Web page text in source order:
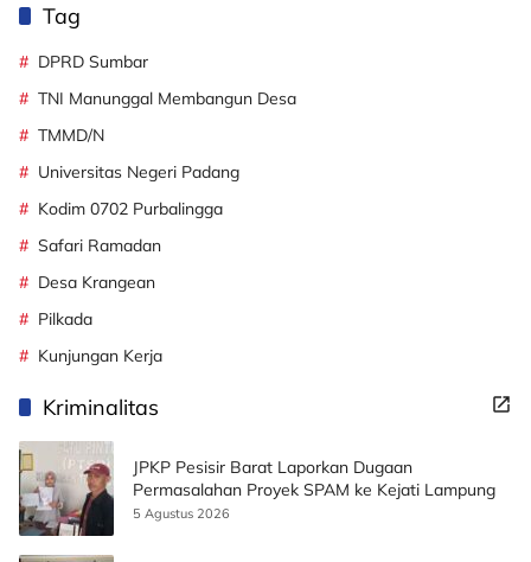
Tag
DPRD Sumbar
TNI Manunggal Membangun Desa
TMMD/N
Universitas Negeri Padang
Kodim 0702 Purbalingga
Safari Ramadan
Desa Krangean
Pilkada
Kunjungan Kerja
Kriminalitas
JPKP Pesisir Barat Laporkan Dugaan
Permasalahan Proyek SPAM ke Kejati Lampung
5 Agustus 2026